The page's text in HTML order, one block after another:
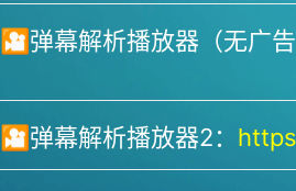
🎦弹幕解析播放器（无广
🎦弹幕解析播放器2：